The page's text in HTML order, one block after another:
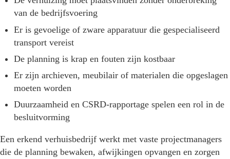
van de bedrijfsvoering
Er is gevoelige of zware apparatuur die gespecialiseerd
transport vereist
De planning is krap en fouten zijn kostbaar
Er zijn archieven, meubilair of materialen die opgeslagen
moeten worden
Duurzaamheid en CSRD-rapportage spelen een rol in de
besluitvorming
Een erkend verhuisbedrijf werkt met vaste projectmanagers
die de planning bewaken, afwijkingen opvangen en zorgen